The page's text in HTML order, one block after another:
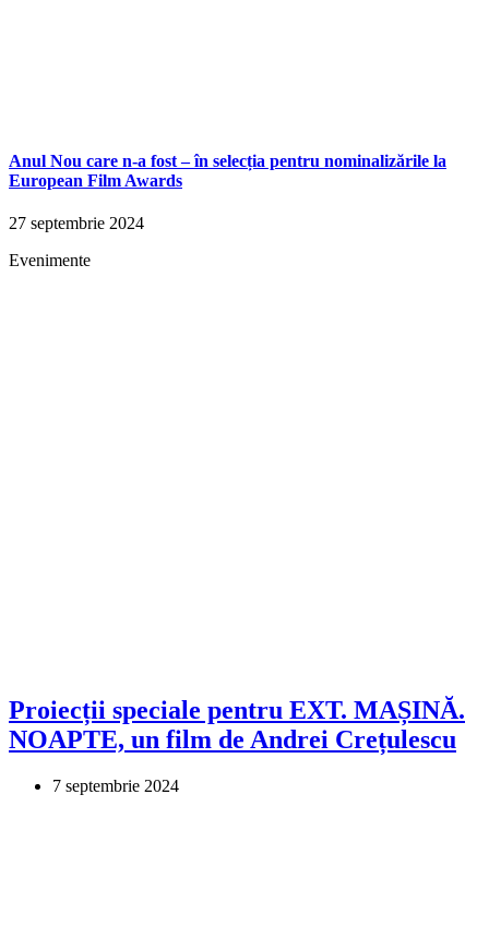
Anul Nou care n-a fost – în selecția pentru nominalizările la
European Film Awards
27 septembrie 2024
Evenimente
Proiecții speciale pentru EXT. MAȘINĂ.
NOAPTE, un film de Andrei Crețulescu
7 septembrie 2024